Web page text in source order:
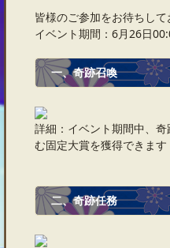
皆様のご参加をお待ちして
イベント期間：6月26日
一、奇跡召喚
詳細：イベント期間中、
む固定大賞を獲得できます
二、奇跡任務